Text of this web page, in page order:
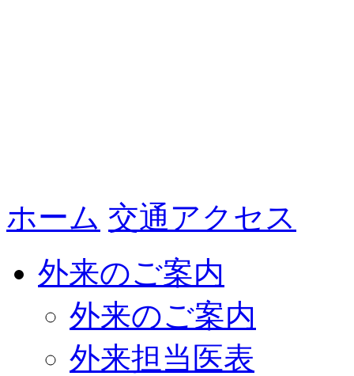
ホーム 交通アクセス
外来のご案内
外来のご案内
外来担当医表